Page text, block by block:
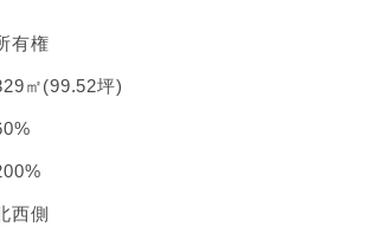
有権
㎡(99.52坪)
西側